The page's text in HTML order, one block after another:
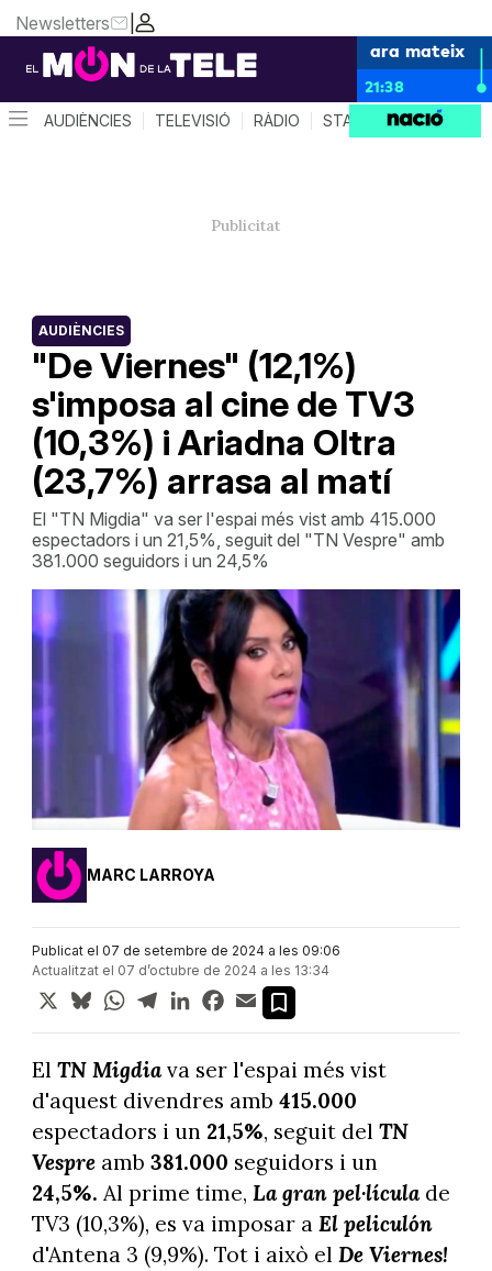
|
Newsletters
ara mateix
21:38
AUDIÈNCIES TELEVISIÓ RÀDIO STAR SYSTEM
"De Viernes" (12,1%)
s'imposa al cine de TV3
(10,3%) i Ariadna Oltra
(23,7%) arrasa al matí
AUDIÈNCIES
El "TN Migdia" va ser l'espai més vist amb 415.000
espectadors i un 21,5%, seguit del "TN Vespre" amb
381.000 seguidors i un 24,5%
MARC LARROYA
Publicat el 07 de setembre de 2024 a les 09:06
Actualitzat el 07 d’octubre de 2024 a les 13:34
X BlueskyWhatsApp
TelegramLinkedInFacebook
Email
El TN Migdia va ser l'espai més vist
d'aquest divendres amb 415.000
espectadors i un 21,5%, seguit del TN
Vespre amb 381.000 seguidors i un
24,5%. Al prime time, La gran pel·lículade
TV3 (10,3%), es va imposar a El peliculón
d'Antena 3 (9,9%). Tot i això el De Viernes!